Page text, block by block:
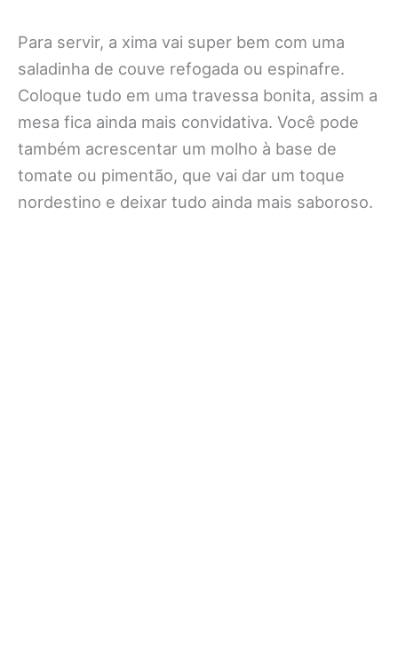
Para servir, a xima vai super bem com uma
saladinha de couve refogada ou espinafre.
Coloque tudo em uma travessa bonita, assim a
mesa fica ainda mais convidativa. Você pode
também acrescentar um molho à base de
tomate ou pimentão, que vai dar um toque
nordestino e deixar tudo ainda mais saboroso.